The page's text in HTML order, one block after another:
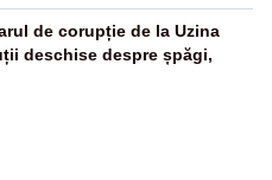
de corupție de la Uzina
deschise despre șpăgi,